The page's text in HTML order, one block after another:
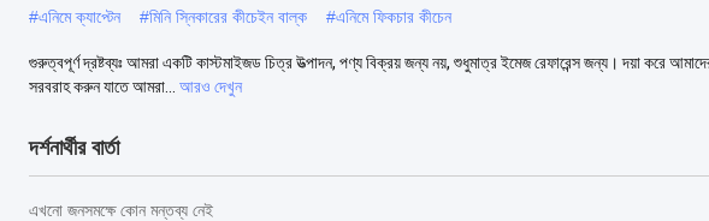
#এনিমে ক্যাপ্টেন #মিনি স্নিকারের কীচেইন বাল্ক #এনিমে ফিকচার কীচেন
গুরুত্বপূর্ণ দ্রষ্টব্যঃ আমরা একটি কাস্টমাইজড চিত্র উত্পাদন, পণ্য বিক্রয় জন্য নয়, শুধুমাত্র ইমেজ রেফারেন্স জন্য। দয়া করে
সরবরাহ করুন যাতে আমরা...
আরও দেখুন
দর্শনার্থীর বার্তা
এখনো জনসমক্ষে কোন মন্তব্য নেই